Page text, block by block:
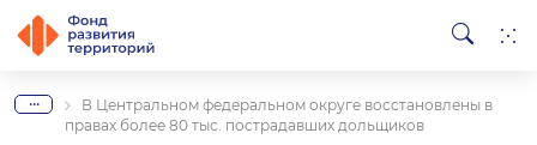
...
В Центральном федеральном округе восстановлены в
правах более 80 тыс. пострадавших дольщиков